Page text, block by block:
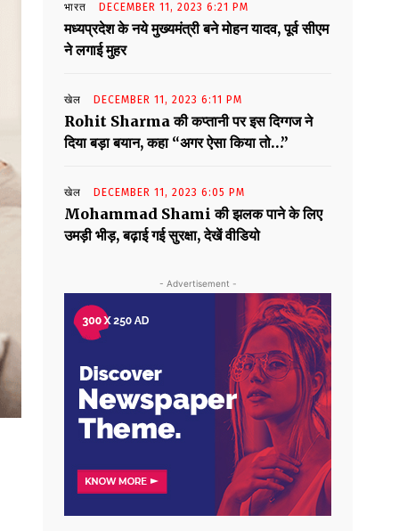
भारत DECEMBER 11, 2023 6:21 PM
मध्यप्रदेश के नये मुख्यमंत्री बने मोहन यादव, पूर्व सीएम
ने लगाई मुहर
खेल DECEMBER 11, 2023 6:11 PM
Rohit Sharma की कप्तानी पर इस दिग्गज ने
दिया बड़ा बयान, कहा “अगर ऐसा किया तो…”
खेल DECEMBER 11, 2023 6:05 PM
Mohammad Shami की झलक पाने के लिए
उमड़ी भीड़, बढ़ाई गई सुरक्षा, देखें वीडियो
- Advertisement -